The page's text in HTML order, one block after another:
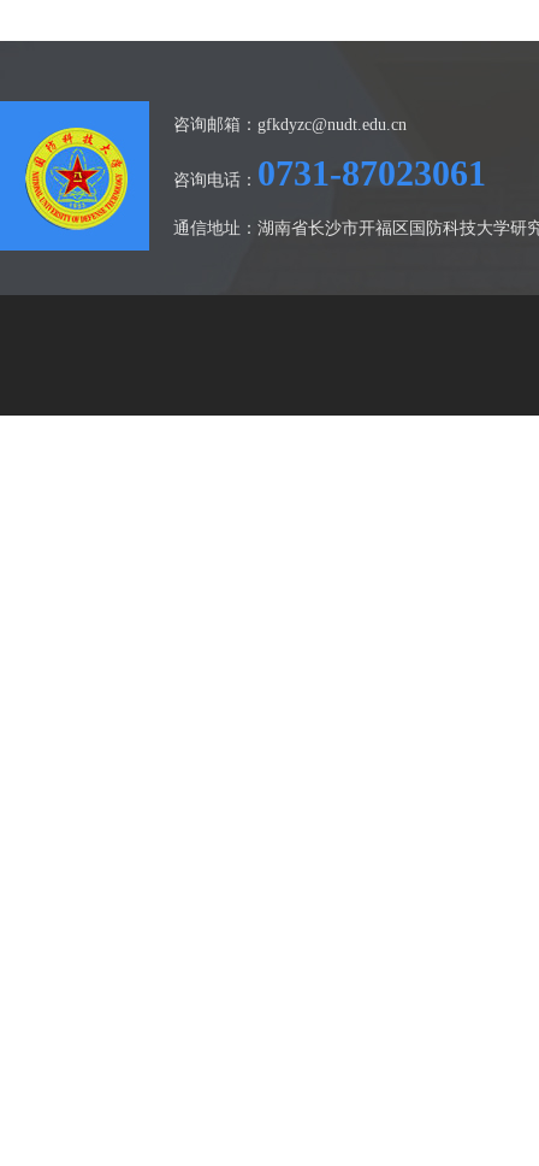
咨询邮箱：gfkdyzc@nudt.edu.cn
咨询电话： 0731-87023061
通信地址：湖南省长沙市开福区国防科技大学研